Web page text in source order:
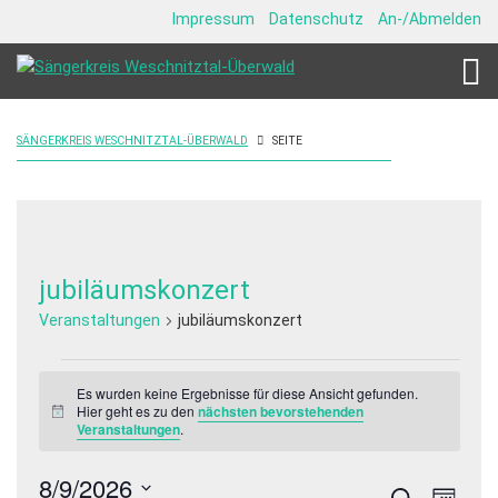
Impressum Datenschutz An-/Abmelden
SÄNGERKREIS WESCHNITZTAL-ÜBERWALD SEITE
jubiläumskonzert
Veranstaltungen jubiläumskonzert
Hinweis
Es wurden keine Ergebnisse für diese Ansicht gefunden.
Hier geht es zu dennächsten bevorstehenden
Veranstaltungen.
8/9/2026